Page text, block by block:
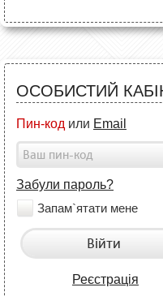
ОСОБИСТИЙ
Пин-код или Email
Забули пароль?
Запам`ятати мене
Війти
Реєстрація